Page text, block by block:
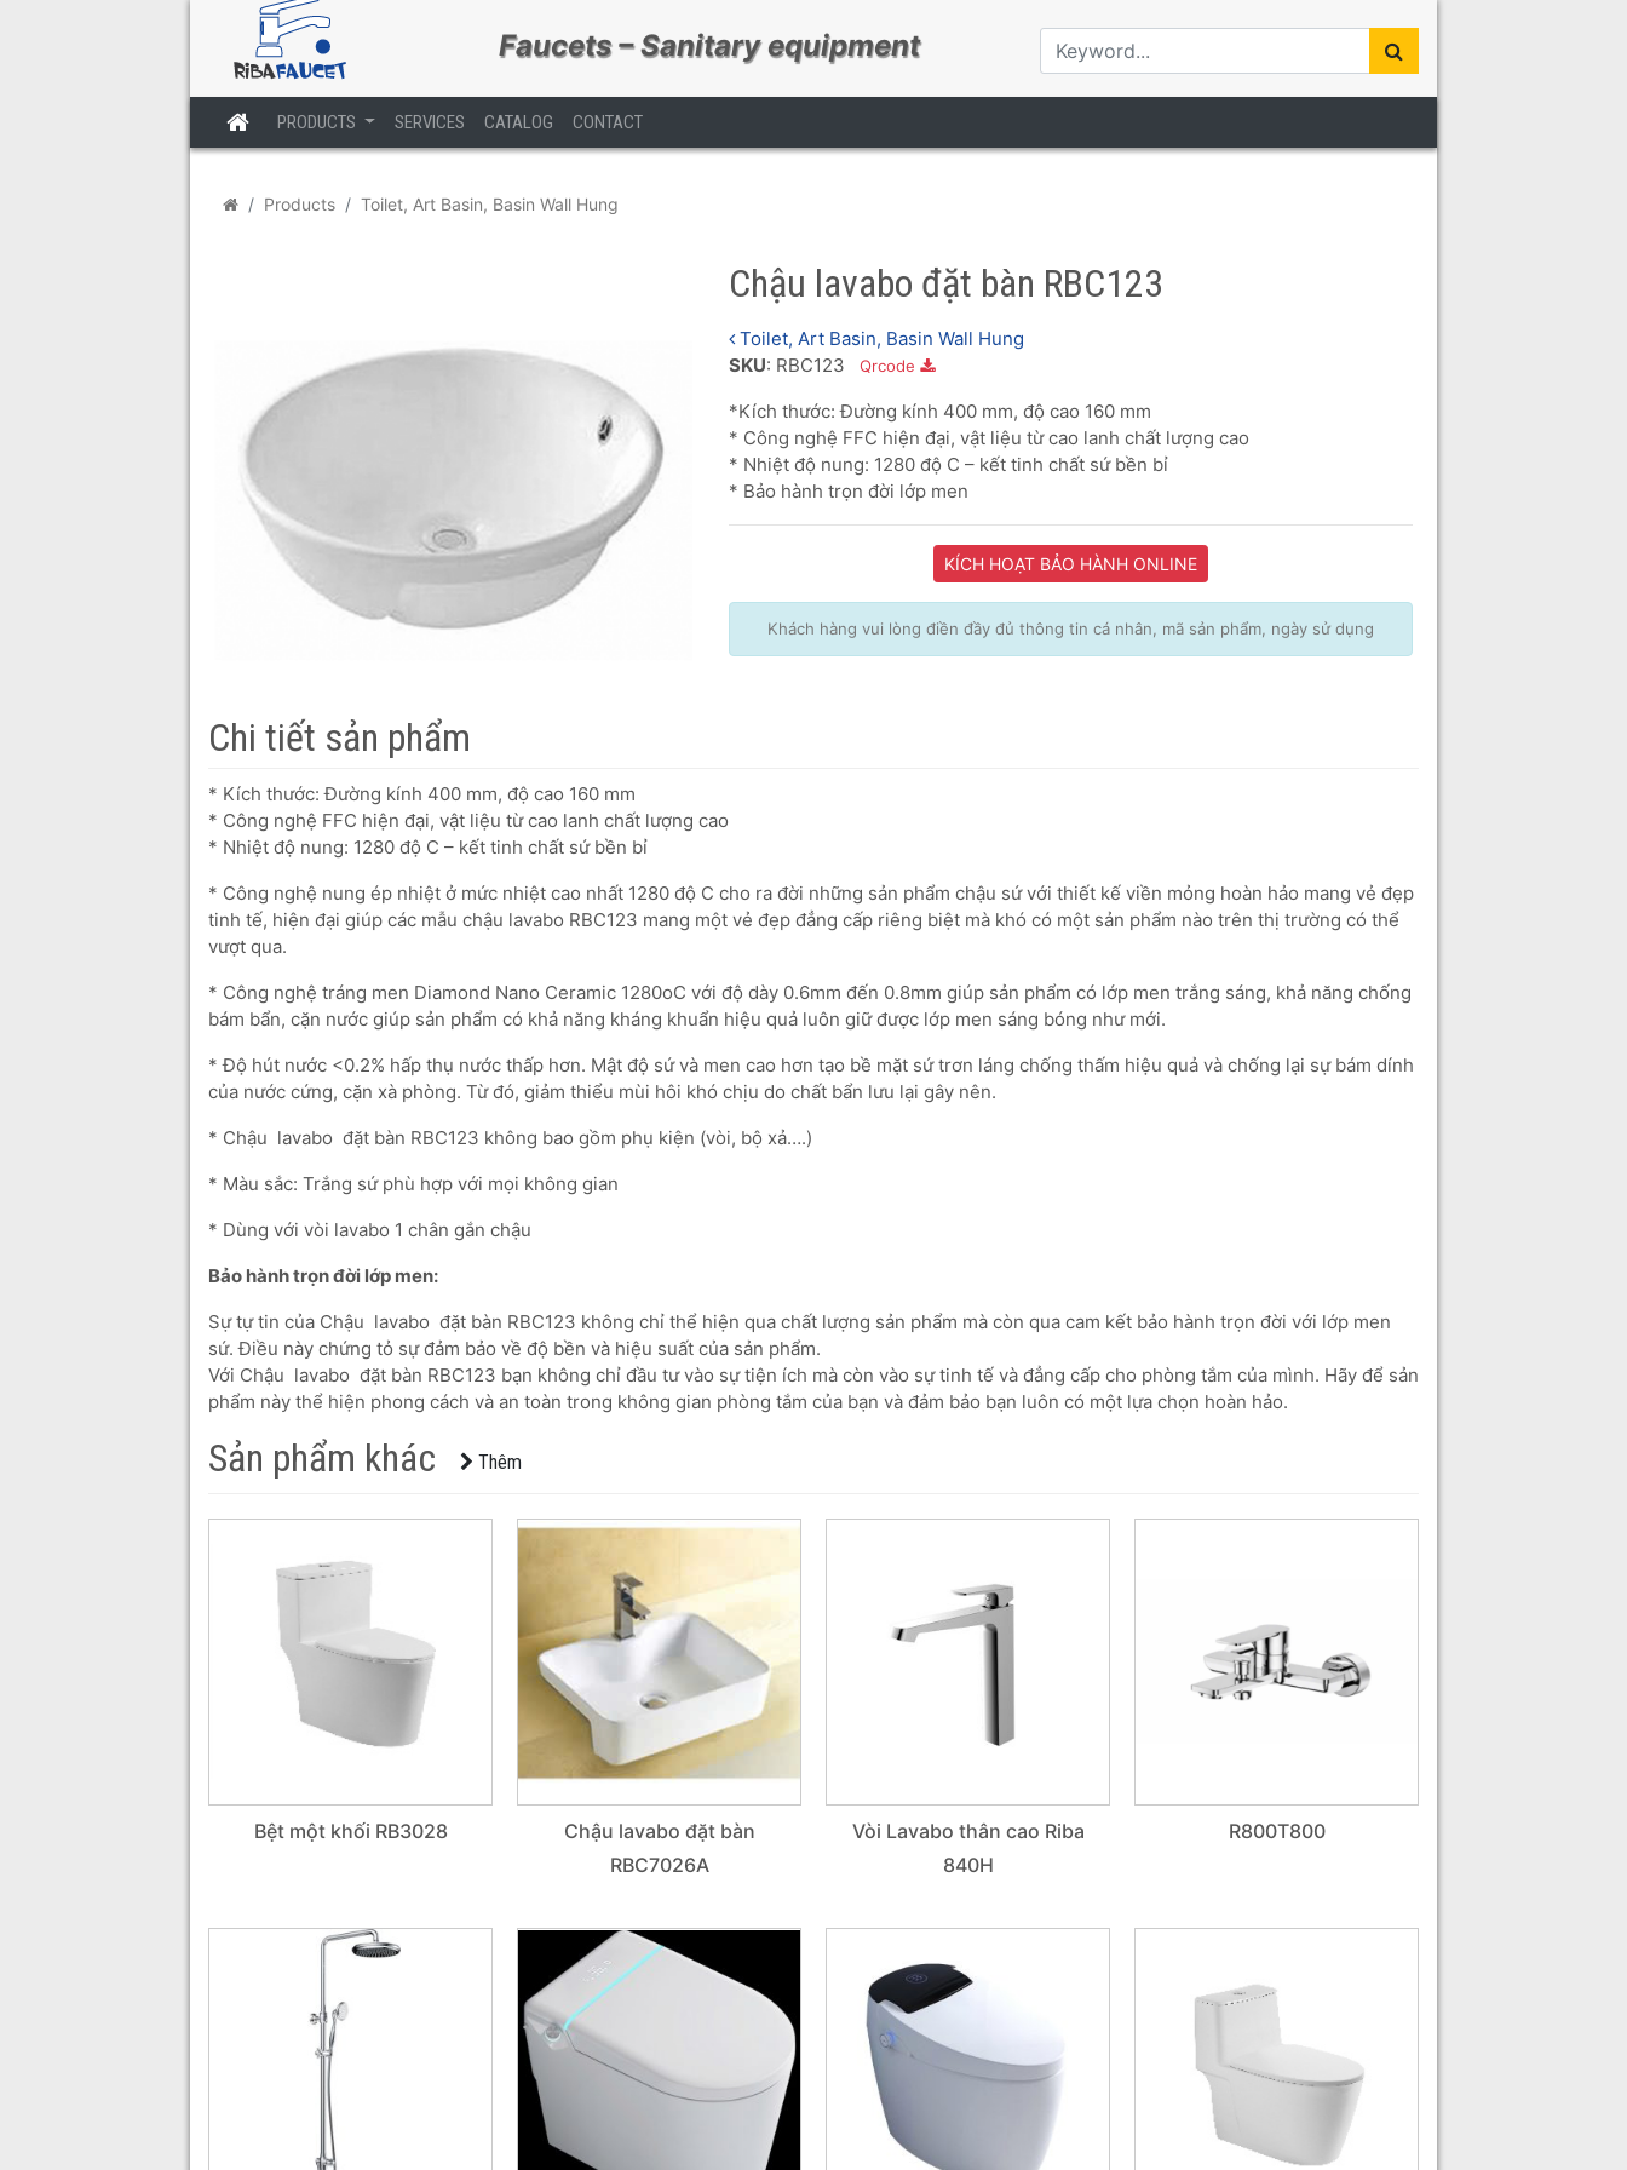
Faucets – Sanitary equipment
Trang chủ
PRODUCTS SERVICES CATALOG CONTACT
Products Toilet, Art Basin, Basin Wall Hung
Chậu lavabo đặt bàn RBC123
Toilet, Art Basin, Basin Wall Hung
SKU: RBC123 Qrcode
*Kích thước: Đường kính 400 mm, độ cao 160 mm
* Công nghệ FFC hiện đại, vật liệu từ cao lanh chất lượng cao
* Nhiệt độ nung: 1280 độ C – kết tinh chất sứ bền bỉ
* Bảo hành trọn đời lớp men
KÍCH HOẠT BẢO HÀNH ONLINE
Khách hàng vui lòng điền đầy đủ thông tin cá nhân, mã sản phẩm, ngày sử dụng
Chi tiết sản phẩm
* Kích thước: Đường kính 400 mm, độ cao 160 mm
* Công nghệ FFC hiện đại, vật liệu từ cao lanh chất lượng cao
* Nhiệt độ nung: 1280 độ C – kết tinh chất sứ bền bỉ
* Công nghệ nung ép nhiệt ở mức nhiệt cao nhất 1280 độ C cho ra đời những sản phẩm chậu sứ với thiết kế viền mỏng hoàn hảo mang vẻ đẹp
tinh tế, hiện đại giúp các mẫu chậu lavabo RBC123 mang một vẻ đẹp đẳng cấp riêng biệt mà khó có một sản phẩm nào trên thị trường có thể
vượt qua.
* Công nghệ tráng men Diamond Nano Ceramic 1280oC với độ dày 0.6mm đến 0.8mm giúp sản phẩm có lớp men trắng sáng, khả năng chống
bám bẩn, cặn nước giúp sản phẩm có khả năng kháng khuẩn hiệu quả luôn giữ được lớp men sáng bóng như mới.
* Độ hút nước <0.2% hấp thụ nước thấp hơn. Mật độ sứ và men cao hơn tạo bề mặt sứ trơn láng chống thấm hiệu quả và chống lại sự bám dính
của nước cứng, cặn xà phòng. Từ đó, giảm thiểu mùi hôi khó chịu do chất bẩn lưu lại gây nên.
* Chậu lavabo đặt bàn RBC123 không bao gồm phụ kiện (vòi, bộ xả….)
* Màu sắc: Trắng sứ phù hợp với mọi không gian
* Dùng với vòi lavabo 1 chân gắn chậu
Bảo hành trọn đời lớp men:
Sự tự tin của Chậu lavabo đặt bàn RBC123 không chỉ thể hiện qua chất lượng sản phẩm mà còn qua cam kết bảo hành trọn đời với lớp men
sứ. Điều này chứng tỏ sự đảm bảo về độ bền và hiệu suất của sản phẩm.
Với Chậu lavabo đặt bàn RBC123 bạn không chỉ đầu tư vào sự tiện ích mà còn vào sự tinh tế và đẳng cấp cho phòng tắm của mình. Hãy để sản
phẩm này thể hiện phong cách và an toàn trong không gian phòng tắm của bạn và đảm bảo bạn luôn có một lựa chọn hoàn hảo.
Sản phẩm khác Thêm
Bệt một khối RB3028
Chậu lavabo đặt bàn
RBC7026A
Vòi Lavabo thân cao Riba
840H
R800T800